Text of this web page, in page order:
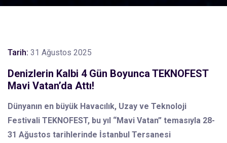
Tarih: 31 Ağustos 2025
Denizlerin Kalbi 4 Gün Boyunca TEKNOFEST
Mavi Vatan’da Attı!
Dünyanın en büyük Havacılık, Uzay ve Teknoloji
Festivali TEKNOFEST, bu yıl “Mavi Vatan” temasıyla 28-
31 Ağustos tarihlerinde İstanbul Tersanesi